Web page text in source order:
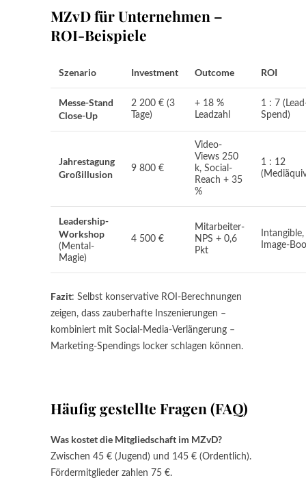
MZvD für Unternehmen –
ROI-Beispiele
Szenario Investment Outcome ROI
Messe-Stand
Close-Up
2 200 € (3
Tage)
+ 18 %
Leadzahl
1 : 7
Spend)
Jahrestagung
Großillusion
9 800 €
Video-
Views 250
k, Social-
Reach + 35
%
1 : 12
Leadership-
Workshop
(Mental-
Magie)
4 500 €
Mitarbeiter-
NPS + 0,6
Pkt
Intangible,
Image-
Fazit: Selbst konservative ROI-Berechnungen
zeigen, dass zauberhafte Inszenierungen –
kombiniert mit Social-Media-Verlängerung –
Marketing-Spendings locker schlagen können.
Häufig gestellte Fragen (FAQ)
Was kostet die Mitgliedschaft im MZvD?
Zwischen 45 € (Jugend) und 145 € (Ordentlich).
Fördermitglieder zahlen 75 €.